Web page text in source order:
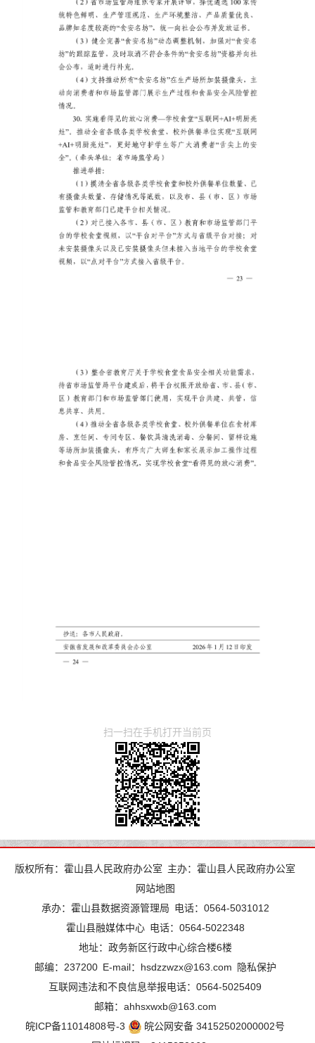
扫一扫在手机打开当前页
版权所有：霍山县人民政府办公室 主办：霍山县人民政府办公室
网站地图
承办：霍山县数据资源管理局 电话：0564-5031012
霍山县融媒体中心 电话：0564-5022348
地址：政务新区行政中心综合楼6楼
邮编：237200 E-mail：hsdzzwzx@163.com
隐私保护
互联网违法和不良信息举报电话：0564-5025409
邮箱：ahhsxwxb@163.com
皖ICP备11014808号-3
皖公网安备 34152502000002号